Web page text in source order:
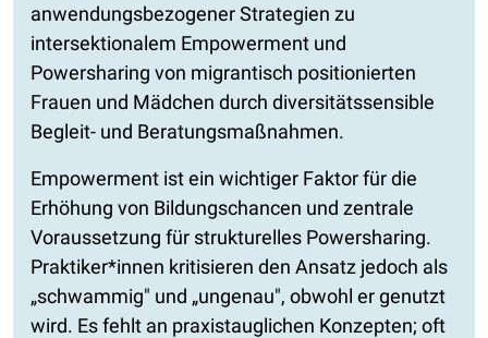
anwendungsbezogener Strategien zu
intersektionalem Empowerment und
Powersharing von migrantisch positionierten
Frauen und Mädchen durch diversitätssensible
Begleit- und Beratungsmaßnahmen.
Empowerment ist ein wichtiger Faktor für die
Erhöhung von Bildungschancen und zentrale
Voraussetzung für strukturelles Powersharing.
Praktiker*innen kritisieren den Ansatz jedoch als
„schwammig" und „ungenau", obwohl er genutzt
wird. Es fehlt an praxistauglichen Konzepten; oft